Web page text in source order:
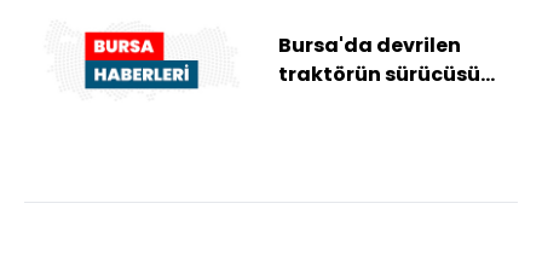
Bursa'da devrilen
traktörün sürücüsü